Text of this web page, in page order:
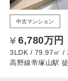
中古マンション
6,780万円
3LDK / 79.97㎡ /
高野線帝塚山駅